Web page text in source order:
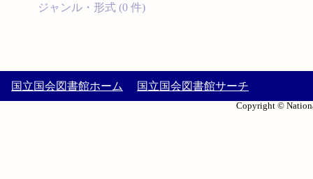
ジャンル・形式 (0 件)
国立国会図書館ホーム 国立国会図書館サーチ
Copyright ©